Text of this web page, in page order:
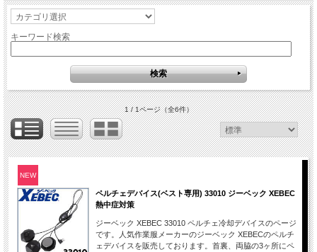
キーワード検索
1 / 1ページ（全6件）
NEW
ペルチェデバイス(ベスト専用) 33010 ジーベック XEBEC
熱中症対策
ジーベック XEBEC 33010 ペルチェ冷却デバイスのページ
です。人気作業服メーカーのジーベック XEBECのペルチ
ェデバイスを販売しております。首裏、両脇の3ヶ所にペ